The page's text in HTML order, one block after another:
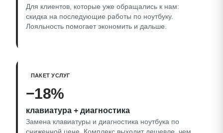
Для клиентов, которые уже обращались к нам:
скидка на последующие работы по ноутбуку.
Лояльность помогает экономить и дальше.
ПАКЕТ УСЛУГ
−18%
клавиатура + диагностика
Замена клавиатуры и диагностика ноутбука по
сниженной цене. Комплекс выходит дешевле, чем